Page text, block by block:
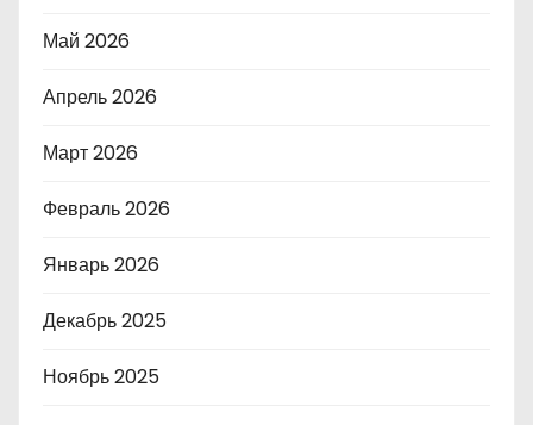
Май 2026
Апрель 2026
Март 2026
Февраль 2026
Январь 2026
Декабрь 2025
Ноябрь 2025